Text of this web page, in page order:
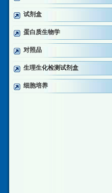
试剂盒
蛋白质生物学
对照品
生理生化检测试剂盒
细胞培养